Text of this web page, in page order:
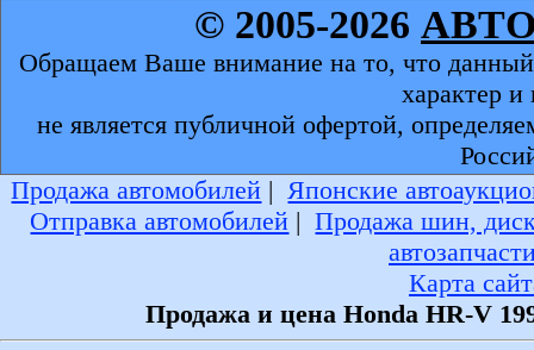
© 2005-2026
Обращаем Ваше внимание на то, что
характер
не является публичной офертой,
Продажа автомобилей | Японские
Отправка автомобилей |Продажа шин,
Карта
Продажа и цена Honda HR-V